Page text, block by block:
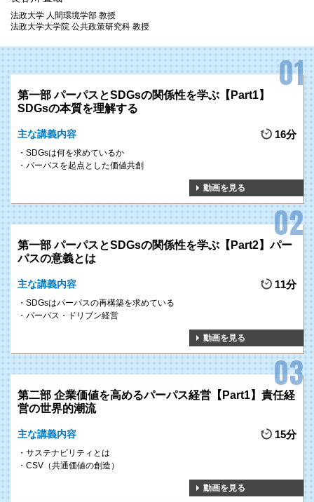
パーパス経営の過去・現在・未来
POINT 1
パーパスを明示し、社会問題に対して積極的に取組み、ステークホル
ダーの共感を勝ち取るパーパス経営のエッセンス
POINT 2
明治から昭和にかけて、パーパスを追求し、幸せの量産に成功した先
駆者たちの姿を 生き生きと浮かび上がらせる講義を展開します。
めに、パーパスを起点としたいま求められている経営手法を具体的に
1
パーパス経営の
理解の浸透
法政大学 人間環境学部 教授
法政大学大学院 公共政策研究科 教授
第一部 パーパスとSDGsの関係性を学ぶ【Part1】
SDGsの本質を理解する
主な講義内容 16分
SDGsは何を求めているか
パーパスを起点とした価値共創
動画を見る
第一部 パーパスとSDGsの関係性を学ぶ【Part2】パー
パスの意義とは
主な講義内容 11分
SDGsはパーパスの再構築を求めている
パーパス・ドリブン経営
動画を見る
第二部 企業価値を高めるパーパス経営【Part1】責任経
営の世界的潮流
主な講義内容 15分
サステナビリティとは
CSV（共通価値の創造）
動画を見る